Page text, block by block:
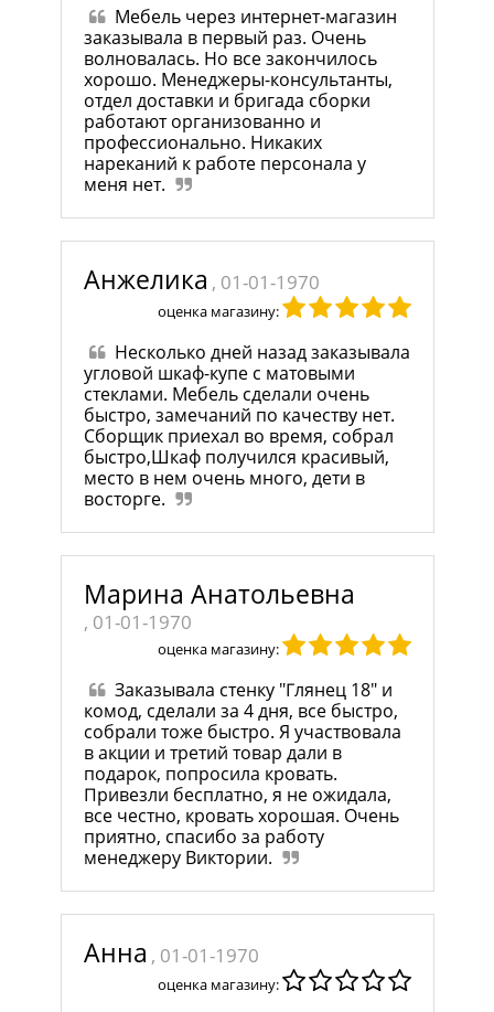
Мебель через интернет-магазин
заказывала в первый раз. Очень
волновалась. Но все закончилось
хорошо. Менеджеры-консультанты,
отдел доставки и бригада сборки
работают организованно и
профессионально. Никаких
нареканий к работе персонала у
меня нет.
Анжелика , 01-01-1970
оценка магазину:
Несколько дней назад заказывала
угловой шкаф-купе с матовыми
стеклами. Мебель сделали очень
быстро, замечаний по качеству нет.
Сборщик приехал во время, собрал
быстро,Шкаф получился красивый,
место в нем очень много, дети в
восторге.
Марина Анатольевна
, 01-01-1970
оценка магазину:
Заказывала стенку "Глянец 18" и
комод, сделали за 4 дня, все быстро,
собрали тоже быстро. Я участвовала
в акции и третий товар дали в
подарок, попросила кровать.
Привезли бесплатно, я не ожидала,
все честно, кровать хорошая. Очень
приятно, спасибо за работу
менеджеру Виктории.
Анна , 01-01-1970
оценка магазину: